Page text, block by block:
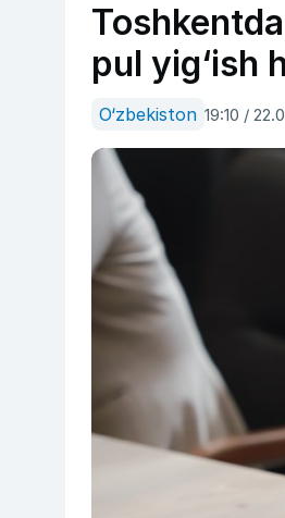
pul yig‘ish
O‘zbekiston 19:10 /